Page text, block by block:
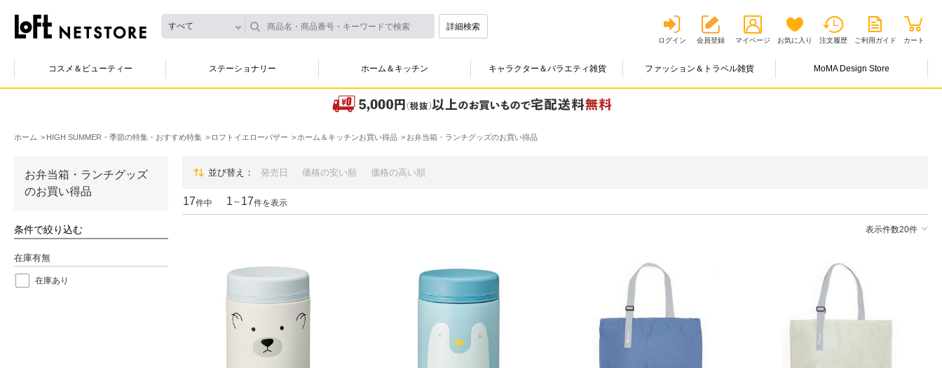
すべて 詳細検索
ログイン 会員登録 マイページ お気に入り 注文履歴 ご利用ガイド カート
コスメ＆ビューティー ステーショナリー ホーム＆キッチン キャラクター＆バラエティ雑貨 ファッション＆トラベル雑貨 MoMA Design Store
ホーム HIGH SUMMER・季節の特集・おすすめ特集 ロフトイエローバザー ホーム＆キッチンお買い得品 お弁当箱・ランチグッズのお買い得品
お弁当箱・ランチグッズ
のお買い得品
条件で絞り込む
在庫有無
在庫あり
並び替え 発売日 価格の安い順 価格の高い順
17件中 1 ～ 17件を表示
表示件数20件